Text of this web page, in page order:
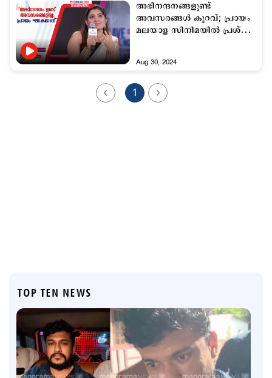
അഭിനന്ദനങ്ങളുണ്ട്
അവസരങ്ങൾ കുറവ്; പ്രായം
മലയാള സിനിമയിൽ പ്രശ്നം:
Aug 30, 2024
1
TOP TEN NEWS